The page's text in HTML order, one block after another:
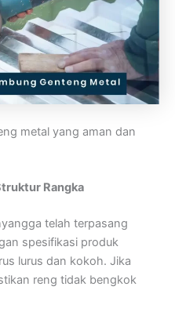
metal yang aman dan
Rangka
telah terpasang
spesifikasi produk
lurus dan kokoh. Jika
reng tidak bengkok